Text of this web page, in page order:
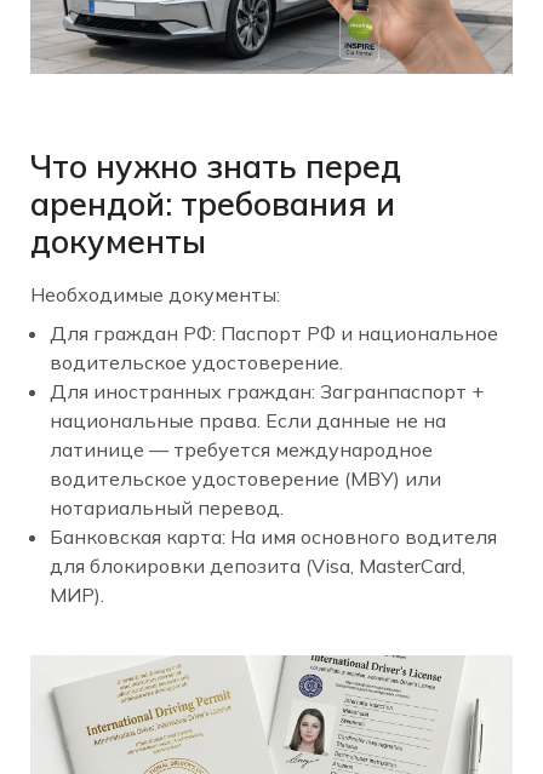
Что нужно знать перед
арендой: требования и
документы
Необходимые документы:
Для граждан РФ: Паспорт РФ и национальное
водительское удостоверение.
Для иностранных граждан: Загранпаспорт +
национальные права. Если данные не на
латинице — требуется международное
водительское удостоверение (МВУ) или
нотариальный перевод.
Банковская карта: На имя основного водителя
для блокировки депозита (Visa, MasterCard,
МИР).